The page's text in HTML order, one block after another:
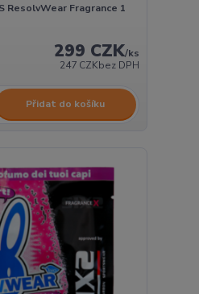
ResolvWear Fragrance 1
299 CZK/ks
247 CZKbez DPH
Přidat do košíku